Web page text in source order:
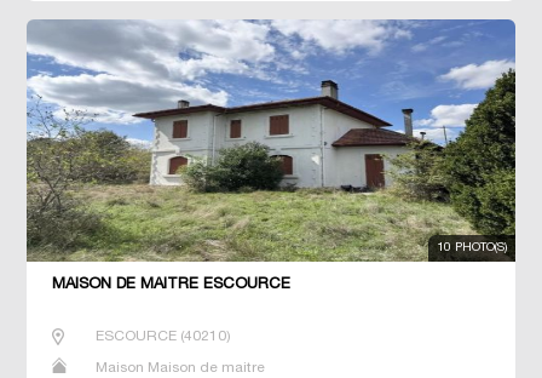
10 PHOTO(S)
MAISON DE MAÎTRE ESCOURCE
ESCOURCE(40210)
Maison Maison de maitre